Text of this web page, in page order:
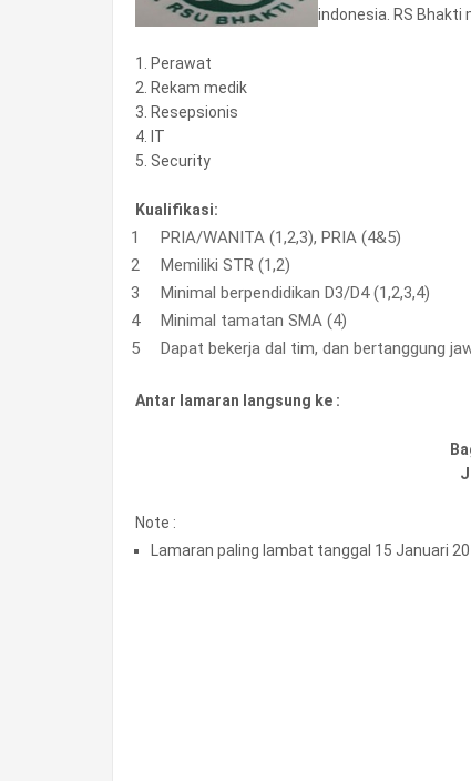
indonesia. RS Bhakti
1. Perawat
2. Rekam medik
3. Resepsionis
4. IT
5. Security
Kualifikasi:
PRIA/WANITA (1,2,3), PRIA (4&5)
Memiliki STR (1,2)
Minimal berpendidikan D3/D4 (1,2,3,4)
Minimal tamatan SMA (4)
Dapat bekerja dal tim, dan bertanggung
Antar lamaran langsung ke :
Note :
Lamaran paling lambat tanggal 15 Januari